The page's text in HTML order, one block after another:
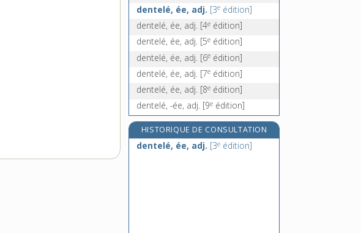
dentelé, ée, adj. [3e édition]
dentelé, ée, adj. [4e édition]
dentelé, ée, adj. [5e édition]
dentelé, ée, adj. [6e édition]
dentelé, ée, adj. [7e édition]
dentelé, ée, adj. [8e édition]
dentelé, -ée, adj. [9e édition]
HISTORIQUE DE CONSULTATION
dentelé, ée, adj. [3e édition]